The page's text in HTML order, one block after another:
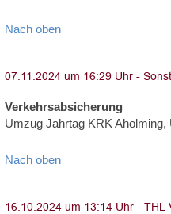
Nach oben
Verkehrsabsicherung
Umzug Jahrtag KRK
Nach oben